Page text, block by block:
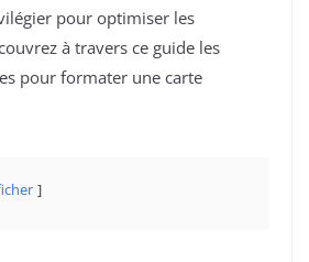
pour optimiser les
à travers ce guide les
pour formater une carte